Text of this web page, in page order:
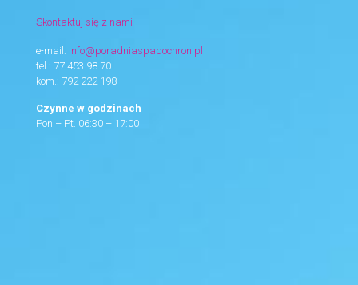
Skontaktuj się z nami
e-mail: info@poradniaspadochron.pl
tel.: 77 453 98 70
kom.: 792 222 198
Czynne w godzinach
Pon – Pt. 06:30 – 17:00